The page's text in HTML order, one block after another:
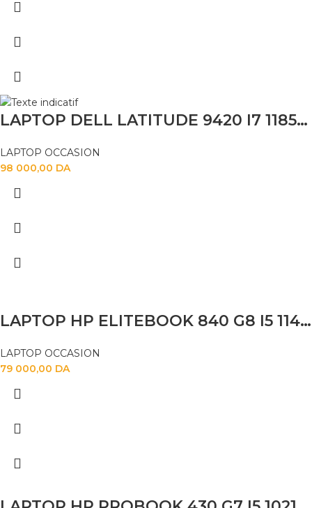
LAPTOP DELL LATITUDE 9420 I7 1185G7 16GB 512SSD 14″
LAPTOP OCCASION
98 000,00 DA
LAPTOP HP ELITEBOOK 840 G8 I5 1145G7 16GB 256 SSD 14 FHD
LAPTOP OCCASION
79 000,00 DA